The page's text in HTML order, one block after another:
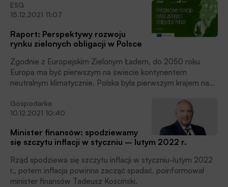
ESG
15.12.2021 11:07
Raport: Perspektywy rozwoju
rynku zielonych obligacji w Polsce
Zgodnie z Europejskim Zielonym Ładem, do 2050 roku
Europa ma być pierwszym na świecie kontynentem
neutralnym klimatycznie. Polska była pierwszym krajem na
skarbowe na kwotę 750 mln euro. Jak wynika z raportu
KPMG w Polsce przygotowanego na zlecenie Ministerstwa
Finansów, nasz rynek charakteryzuje się znaczącym
potencjałem do dalszego rozwoju emisji zielonych obligacji
korporacyjnych i komunalnych.
Gospodarka
10.12.2021 10:40
Minister finansów: spodziewamy
się szczytu inflacji w styczniu – lutym 2022 r.
Rząd spodziewa się szczytu inflacji w styczniu-lutym 2022
r., potem inflacja powinna zacząć spadać, poinformował
minister finansów Tadeusz Kościński.